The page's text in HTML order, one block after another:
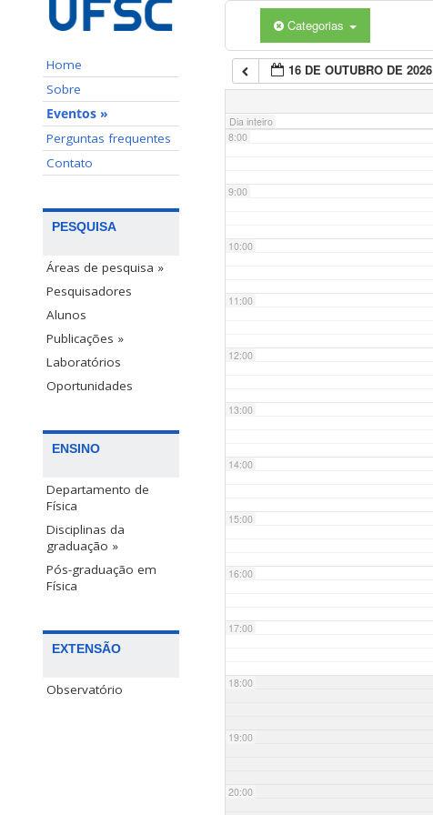
Home
Sobre
Eventos »
Perguntas frequentes
Contato
PESQUISA
Áreas de pesquisa »
Pesquisadores
Alunos
Publicações »
Laboratórios
Oportunidades
ENSINO
Departamento de
Física
Disciplinas da
graduação »
Pós-graduação em
Física
EXTENSÃO
Observatório
Categorias
16 DE OUTUBRO DE 2026
Dia inteiro
7:00
8:00
9:00
10:00
11:00
12:00
13:00
14:00
15:00
16:00
17:00
18:00
19:00
20:00